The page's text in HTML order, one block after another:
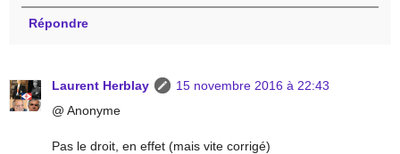
Répondre
Laurent Herblay
15 novembre 2016 à 22:43
@ Anonyme
Pas le droit, en effet (mais vite corrigé)